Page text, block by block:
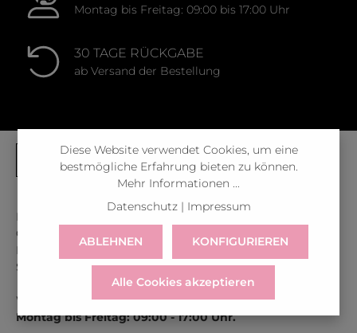
Montag bis Freitag: 09:00 bis 17:00 Uhr
30 TAGE RÜCKGABE
ab Versand der Bestellung
Kontaktiere uns unter der gratis Rufnummer:
Österreich:
Deutschland:0049 800 366 60 33
Schweiz:
0041 800 366 603
Wir sind für dich erreichbar:
Montag bis Freitag: 09:00 - 17:00 Uhr.
Diese Website verwendet Cookies, um eine
bestmögliche Erfahrung bieten zu können.
Mehr Informationen ...
Datenschutz| Impressum
ABLEHNEN KONFIGURIEREN
Alle Cookies akzeptieren